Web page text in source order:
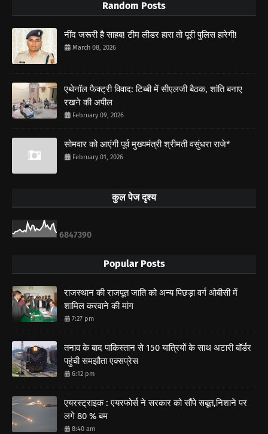
Random Posts
नींद जरूरी है साहब! टीम लीडर हारा तो पूरी पुलिस हारेगी!
March 08, 2026
एथेनॉल फैक्ट्री विवाद: टिब्बी में सीएलजी बैठक, शांति बनाए
रखने की अपील
February 09, 2026
सोमवार को आएंगी पूर्व मुख्यमंत्री श्रीमती वसुंधरा राजे*
February 01, 2026
कुल पेज दृश्य
6847390
Popular Posts
राजस्थान की राजपूत जाति को अन्य पिछड़ा वर्ग ओबीसी में
शामिल करवाने की मांग
7:27 pm
तनाव के बाद पाकिस्तान से 150 यात्रियों के साथ अटारी बॉर्डर
पहुंची समझौता एक्सप्रेस
6:12 pm
एयरस्ट्राइक : एयरफोर्स ने सरकार को सौंपे सबूत,निशाने पर
लगे 80 % बम
8:40 am